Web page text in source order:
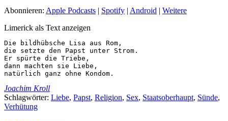
Abonnieren: Apple Podcasts | Spotify | Android | Weitere
Limerick als Text anzeigen
Die bildhübsche Lisa aus Rom,
die setzte den Papst unter Strom.
Er spürte die Triebe,
dann machten sie Liebe,
natürlich ganz ohne Kondom.
Joachim Kroll
Schlagwörter: Liebe, Papst, Religion, Sex, Staatsoberhaupt, Sünde,
Verhütung